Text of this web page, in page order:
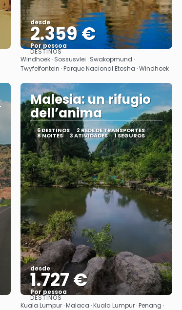
desde
2.359 €
Por pessoa
Vejo
DESTINOS
Windhoek · Sossusvlei · Swakopmund ·
Twyfelfontein · Parque Nacional Etosha · Windhoek
Malesia: un rifugio
dell’anima
6 DESTINOS 2 REDE DE TRANSPORTES
8 NOITES 3 ATIVIDADES 1 SEGUROS
desde
1.727 €
Por pessoa
Vejo
DESTINOS
Kuala Lumpur · Malaca · Kuala Lumpur · Penang ·